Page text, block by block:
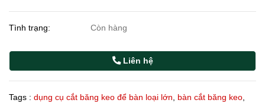
Tình trạng: Còn hàng
Liên hệ
Tags : dụng cụ cắt băng keo để bàn loại lớn bàn cắt băng keo